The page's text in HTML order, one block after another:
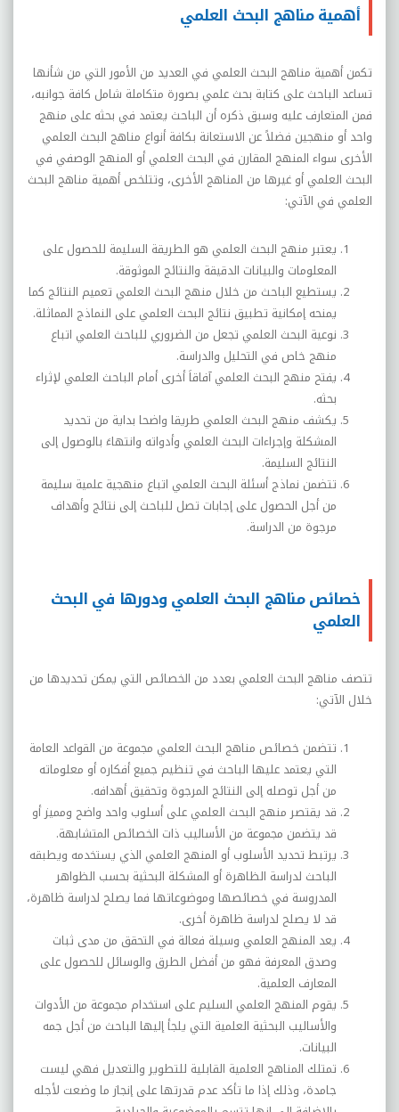
أهمية مناهج البحث العلمي
تكمن أهمية مناهج البحث العلمي في العديد من الأمور التي من شأنها
تساعد الباحث على كتابة بحث علمي بصورة متكاملة شامل كافة جوانبه،
فمن المتعارف عليه وسبق ذكره أن الباحث يعتمد في بحثه على منهج
واحد أو منهجين فضلاً عن الاستعانة بكافة أنواع مناهج البحث العلمي
الأخرى سواء المنهج المقارن في البحث العلمي أو المنهج الوصفي في
البحث العلمي أو غيرها من المناهج الأخرى، وتتلخص أهمية مناهج البحث
العلمي في الآتي:
يعتبر منهج البحث العلمي هو الطريقة السليمة للحصول على
المعلومات والبيانات الدقيقة والنتائج الموثوقة.
يستطيع الباحث من خلال منهج البحث العلمي تعميم النتائج كما
يمنحه إمكانية تطبيق نتائج البحث العلمي على النماذج المماثلة.
نوعية البحث العلمي تجعل من الضروري للباحث العلمي اتباع
منهج خاص في التحليل والدراسة.
يفتح منهج البحث العلمي آفاقاَ أخرى أمام الباحث العلمي لإثراء
بحثه.
يكشف منهج البحث العلمي طريقا واضحا بداية من تحديد
المشكلة وإجراءات البحث العلمي وأدواته وانتهاءَ بالوصول إلى
النتائج السليمة.
تتضمن نماذج أسئلة البحث العلمي اتباع منهجية علمية سليمة
من أجل الحصول على إجابات تصل للباحث إلى نتائج وأهداف
مرجوة من الدراسة.
خصائص مناهج البحث العلمي ودورها في البحث
العلمي
تتصف مناهج البحث العلمي بعدد من الخصائص التي يمكن تحديدها من
خلال الآتي:
تتضمن خصائص مناهج البحث العلمي مجموعة من القواعد العامة
التي يعتمد عليها الباحث في تنظيم جميع أفكاره أو معلوماته
من أجل توصله إلى النتائج المرجوة وتحقيق أهدافه.
قد يقتصر منهج البحث العلمي على أسلوب واحد واضح ومميز أو
قد يتضمن مجموعة من الأساليب ذات الخصائص المتشابهة.
يرتبط تحديد الأسلوب أو المنهج العلمي الذي يستخدمه ويطبقه
الباحث لدراسة الظاهرة أو المشكلة البحثية بحسب الظواهر
المدروسة في خصائصها وموضوعاتها فما يصلح لدراسة ظاهرة،
قد لا يصلح لدراسة ظاهرة أخرى.
يعد المنهج العلمي وسيلة فعالة في التحقق من مدى ثبات
وصدق المعرفة فهو من أفضل الطرق والوسائل للحصول على
المعارف العلمية.
يقوم المنهج العلمي السليم على استخدام مجموعة من الأدوات
والأساليب البحثية العلمية التي يلجأ إليها الباحث من أجل جمه
البيانات.
تمتلك المناهج العلمية القابلية للتطوير والتعديل فهي ليست
جامدة، وذلك إذا ما تأكد عدم قدرتها على إنجاز ما وضعت لأجله